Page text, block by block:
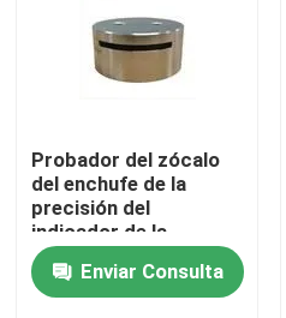
Viaje de la fábrica
Éntrenos en contacto con
Pida una cita
Probador del zócalo
del enchufe de la
precisión del
indicador de la
capacidad de
intercambio de la
imposibilidad
Enviar Consulta